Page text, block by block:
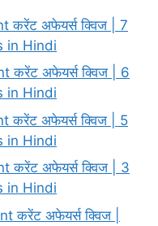
करेंट अफेयर्स क्विज | 7
in Hindi
करेंट अफेयर्स क्विज | 6
in Hindi
करेंट अफेयर्स क्विज | 5
in Hindi
करेंट अफेयर्स क्विज | 3
in Hindi
करेंट अफेयर्स क्विज |